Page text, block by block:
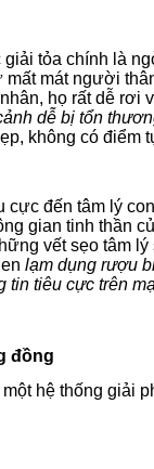
tỏa chính là
mát người
họ rất dễ rơi
dễ bị tổn
không có điểm
cực đến tâm lý
gian tinh thần
vết sẹo tâm
lạm dụng rượu
tin tiêu cực trên
đồng
hệ thống giải